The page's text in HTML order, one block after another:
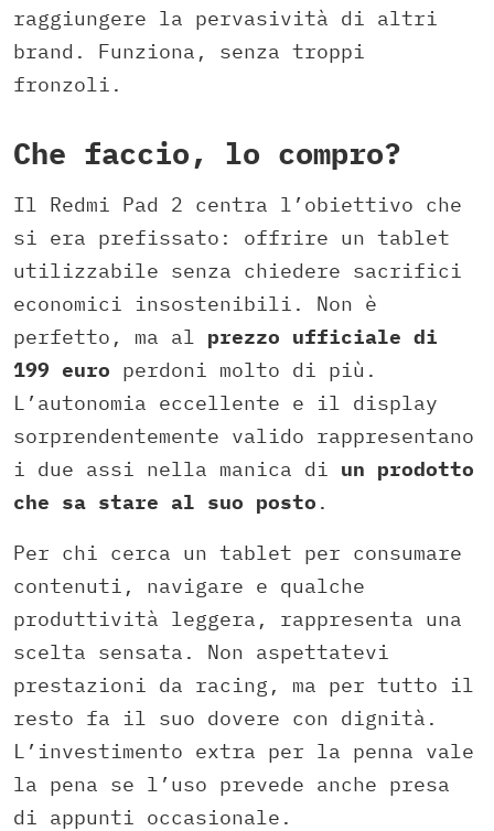
raggiungere la pervasività di altri
brand. Funziona, senza troppi
fronzoli.
Che faccio, lo compro?
Il Redmi Pad 2 centra l’obiettivo che
si era prefissato: offrire un tablet
utilizzabile senza chiedere sacrifici
economici insostenibili. Non è
perfetto, ma al prezzo ufficiale di
199 euro perdoni molto di più.
L’autonomia eccellente e il display
sorprendentemente valido rappresentano
i due assi nella manica di un prodotto
che sa stare al suo posto .
Per chi cerca un tablet per consumare
contenuti, navigare e qualche
produttività leggera, rappresenta una
scelta sensata. Non aspettatevi
prestazioni da racing, ma per tutto il
resto fa il suo dovere con dignità.
L’investimento extra per la penna vale
la pena se l’uso prevede anche presa
di appunti occasionale.